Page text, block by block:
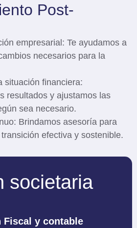
Post-
empresarial: Te ayudamos a
necesarios para la
situación financiera:
resultados y ajustamos las
sea necesario.
: Brindamos asesoría para
efectiva y sostenible.
societaria
Fiscal y contable